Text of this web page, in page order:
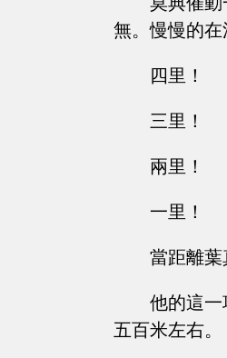
無。慢慢的
四里！
三里！
兩里！
一里！
當距離
他的這
五百米左右。